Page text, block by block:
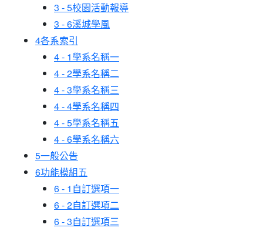
3 - 5校園活動報導
3 - 6溪城學風
4各系索引
4 - 1學系名稱一
4 - 2學系名稱二
4 - 3學系名稱三
4 - 4學系名稱四
4 - 5學系名稱五
4 - 6學系名稱六
5一般公告
6功能模組五
6 - 1 自訂選項一
6 - 2自訂選項二
6 - 3自訂選項三